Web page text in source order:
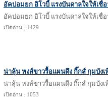
อัคปอมยก อิโวบี้ แรงบันดาลใจให้เชื่
อัคปอมยก อิโวบี้ แรงบันดาลใจให้เชื่
เปิดอ่าน : 1429
น่าลุ้น หงส์ขาวรื้อแผนดึง กิ๊กส์ กุมบังเ
น่าลุ้น หงส์ขาวรื้อแผนดึง กิ๊กส์ กุมบังเ
เปิดอ่าน : 1053